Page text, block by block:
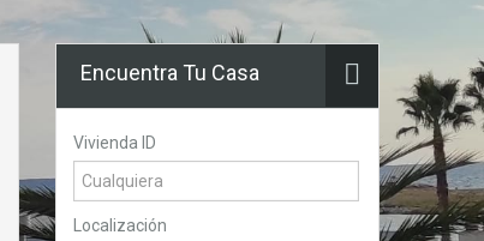
Encuentra Tu Casa
Vivienda ID
Localización